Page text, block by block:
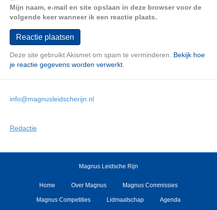
Mijn naam, e-mail en site opslaan in deze browser voor de
volgende keer wanneer ik een reactie plaats.
Deze site gebruikt Akismet om spam te verminderen. Bekijk hoe
je reactie gegevens worden verwerkt
info@magnusleidscherijn.nl
Redactie
Magnus Leidsche Rijn
Home Over Magnus Magnus Commissies
Magnus Competities Lidmaatschap Agenda